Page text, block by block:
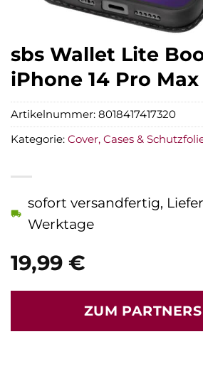
sbs Wallet Lite
iPhone 14 Pro
19,99 €
sofort versandfertig,
Werktage
ZUM
Artikelnummer: 8018417417320
Kategorie: Cover, Cases &